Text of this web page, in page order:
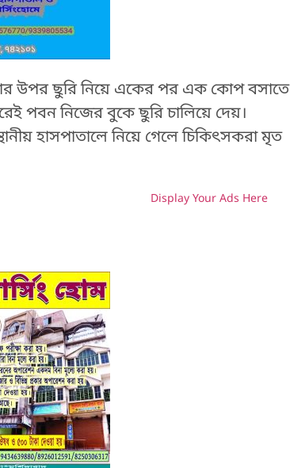
উপর ছুরি নিয়ে একের পর এক কোপ বসাতে
পবন নিজের বুকে ছুরি চালিয়ে দেয়।
হাসপাতালে নিয়ে গেলে চিকিৎসকরা মৃত
Display Your Ads Here